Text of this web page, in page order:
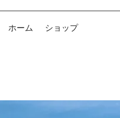
ホーム ショップ